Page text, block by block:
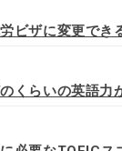
ビザに変更でき
くらいの英語力